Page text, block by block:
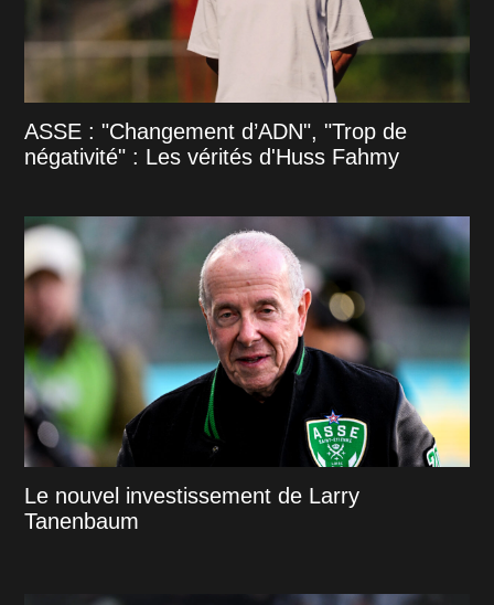
ASSE : "Changement d’ADN", "Trop de
négativité" : Les vérités d'Huss Fahmy
Le nouvel investissement de Larry
Tanenbaum